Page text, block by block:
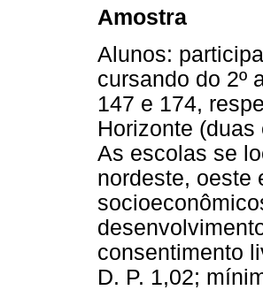
Amostra
Alunos:
cursando do 2º
147 e 174,
Horizonte
As escolas se
nordeste, oeste
consentimento
D. P. 1,02;